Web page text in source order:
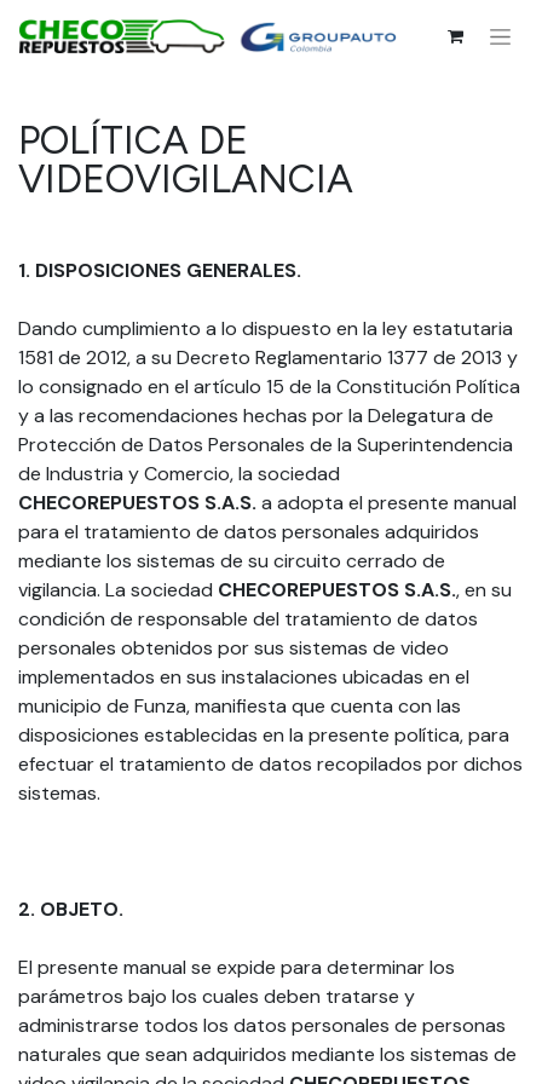
POLÍTICA DE
VIDEOVIGILANCIA
1. DISPOSICIONES GENERALES.
Dando cumplimiento a lo dispuesto en la ley estatutaria
1581 de 2012, a su Decreto Reglamentario 1377 de 2013 y
lo consignado en el artículo 15 de la Constitución Política
y a las recomendaciones hechas por la Delegatura de
Protección de Datos Personales de la Superintendencia
de Industria y Comercio, la sociedad
CHECOREPUESTOS S.A.S. a adopta el presente manual
para el tratamiento de datos personales adquiridos
mediante los sistemas de su circuito cerrado de
vigilancia. La sociedad CHECOREPUESTOS S.A.S., en su
condición de responsable del tratamiento de datos
personales obtenidos por sus sistemas de video
implementados en sus instalaciones ubicadas en el
municipio de Funza, manifiesta que cuenta con las
disposiciones establecidas en la presente política, para
efectuar el tratamiento de datos recopilados por dichos
sistemas.
2. OBJETO.
El presente manual se expide para determinar los
parámetros bajo los cuales deben tratarse y
administrarse todos los datos personales de personas
naturales que sean adquiridos mediante los sistemas de